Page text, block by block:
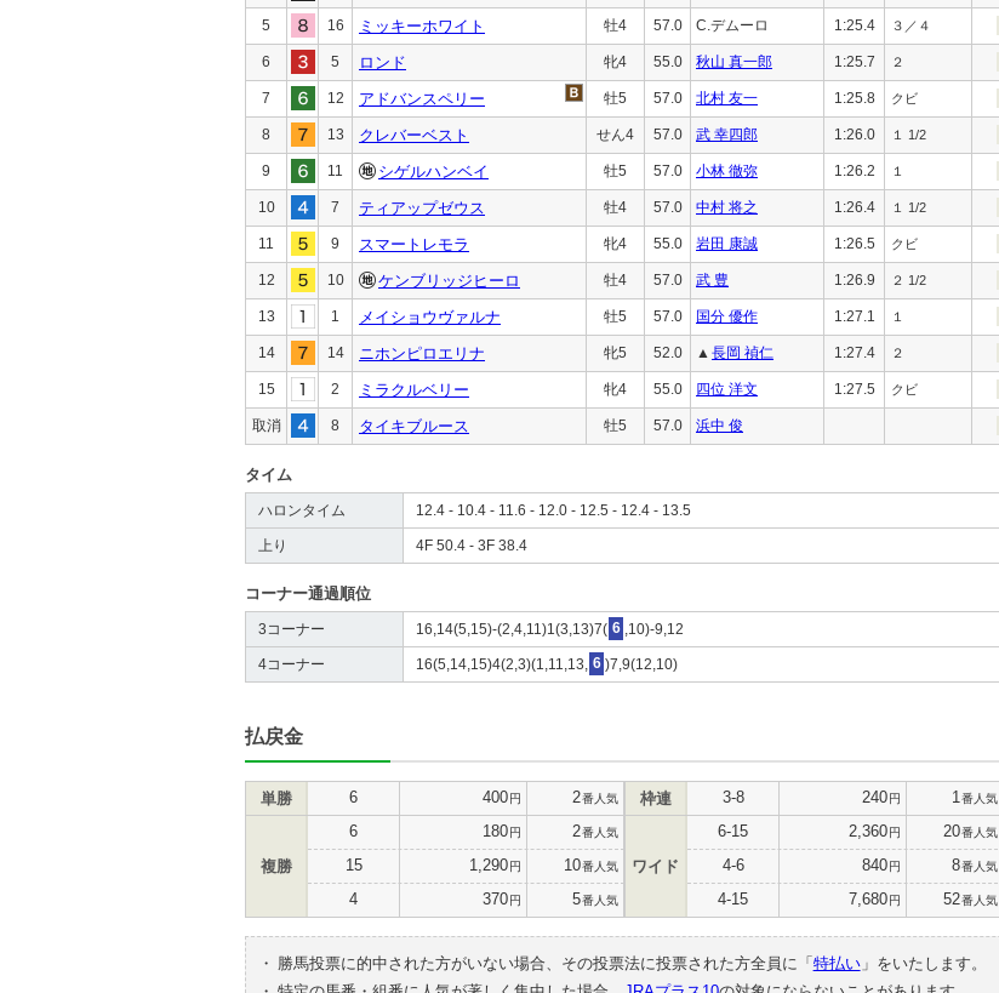
5 16 ミッキーホワイト 牡4 57.0 C.デムーロ 1:25.4 ３／４
6 5 ロンド 牝4 55.0 秋山 真一郎 1:25.7 ２
7 12 アドバンスペリー 牡5 57.0 北村 友一 1:25.8 クビ
8 13 クレバーベスト せん4 57.0 武 幸四郎 1:26.0 １ 1/2
9 11 シゲルハンベイ 牡5 57.0 小林 徹弥 1:26.2 １
10 7 ティアップゼウス 牡4 57.0 中村 将之 1:26.4 １ 1/2
11 9 スマートレモラ 牝4 55.0 岩田 康誠 1:26.5 クビ
12 10 ケンブリッジヒーロ 牡4 57.0 武 豊 1:26.9 ２ 1/2
13 1 メイショウヴァルナ 牡5 57.0 国分 優作 1:27.1 １
14 14 ニホンピロエリナ 牝5 52.0 ▲ 長岡 禎仁 1:27.4 ２
15 2 ミラクルベリー 牝4 55.0 四位 洋文 1:27.5 クビ
取消 8 タイキブルース 牡5 57.0 浜中 俊
タイム
ハロンタイム 12.4 - 10.4 - 11.6 - 12.0 - 12.5 - 12.4 - 13.5
上り 4F 50.4 - 3F 38.4
コーナー通過順位
3コーナー 16,14(5,15)-(2,4,11)1(3,13)7( 6 ,10)-9,12
4コーナー 16(5,14,15)4(2,3)(1,11,13, 6 )7,9(12,10)
払戻金
単勝 6 400円 2番人気
複勝
6 180円 2番人気
15 1,290円 10番人気
4 370円 5番人気
枠連 3-8 240円 1 番人気
ワイド
6-15 2,360円 20番人気
4-6 840円 8番人気
4-15 7,680円 52番人気
・ 勝馬投票に的中された方がいない場合、その投票法に投票された方全員に「 特払い」をいたします。